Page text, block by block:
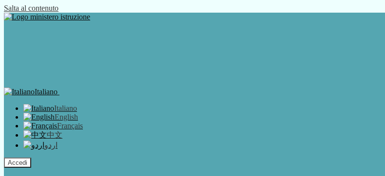
Salta al contenuto
Italiano
Italiano
English
Français
中文
اردو
Accedi